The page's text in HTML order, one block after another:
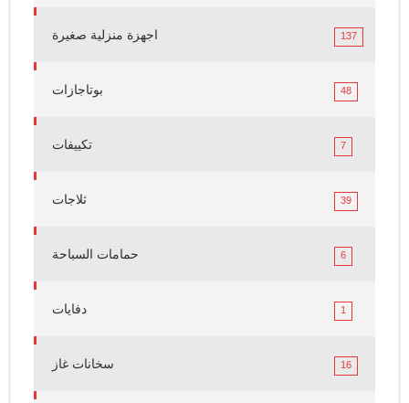
اجهزة منزلية صغيرة 137
بوتاجازات 48
تكييفات 7
ثلاجات 39
حمامات السباحة 6
دفايات 1
سخانات غاز 16